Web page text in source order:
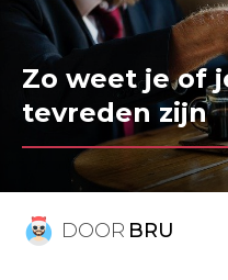
Zo weet je of
tevreden zijn
DOOR BRU